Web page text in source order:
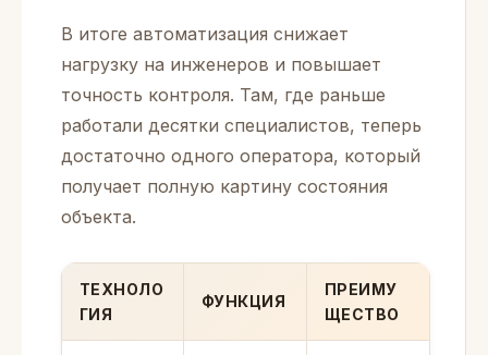
В итоге автоматизация снижает
нагрузку на инженеров и повышает
точность контроля. Там, где раньше
работали десятки специалистов, теперь
достаточно одного оператора, который
получает полную картину состояния
объекта.
ТЕХНОЛО
ГИЯ
ФУНКЦИЯ
ПРЕИМУ
ЩЕСТВО